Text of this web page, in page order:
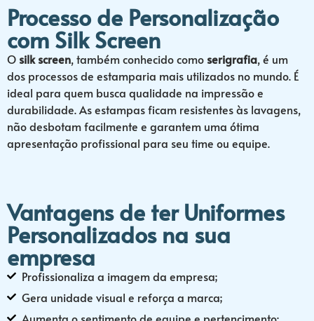
Processo de Personalização
com Silk Screen
O silk screen, também conhecido como serigrafia, é um
dos processos de estamparia mais utilizados no mundo. É
ideal para quem busca qualidade na impressão e
durabilidade. As estampas ficam resistentes às lavagens,
não desbotam facilmente e garantem uma ótima
apresentação profissional para seu time ou equipe.
Vantagens de ter Uniformes
Personalizados na sua
empresa
Profissionaliza a imagem da empresa;
Gera unidade visual e reforça a marca;
Aumenta o sentimento de equipe e pertencimento;